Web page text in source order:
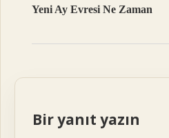
Yeni Ay Evresi Ne Zaman
Bir yanıt yazın